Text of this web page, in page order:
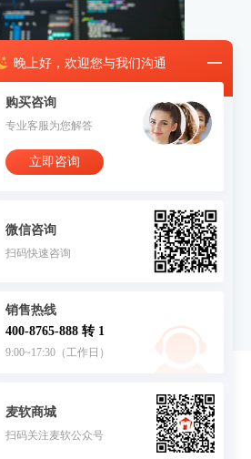
晚上好， 欢迎您与我们沟通
购买咨询
专业客服为您解答
立即咨询
微信咨询
扫码快速咨询
销售热线
400-8765-888 转 1
9:00~17:30（工作日）
麦软商城
扫码关注麦软公众号
客服
过程中查看基址 IDA
程的解决方法
漏洞挖掘的过程中，IDA
广泛使用的静态与动态分析
极为关键的角色。尤其在调
程序基址的准确获取与线程调
理，将直接影响整个分析流程
效率。对于初中级用户而
Pro调试多线程的解决方法”常
、高频卡顿的问题节点。本文
个核心环节，进行实操级别的
构建完整调试体系，提升静动
的深度和广度。...
阅读全文 >
联系我们